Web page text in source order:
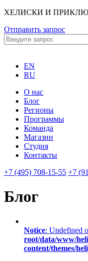
ХЕЛИСКИ И
Отправить запрос
EN
RU
О нас
Блог
Регионы
Программы
Команда
Магазин
Студия
Контакты
+7 (495) 708-15-55 +7
Блог
Notice: Undefined
root/data/www/
content/themes/